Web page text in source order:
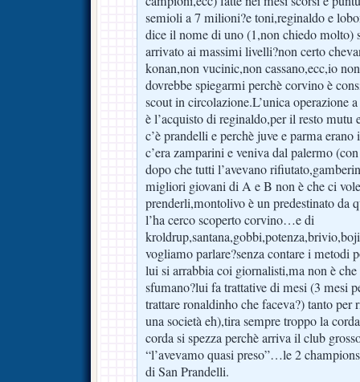
semioli a 7 milioni?e toni,reginaldo e
dice il nome di uno (1,non chiedo molto)
arrivato ai massimi livelli?non certo
konan,non vucinic,non cassano,ecc,io
dovrebbe spiegarmi perchè corvino è
scout in circolazione.L’unica operazione
è l’acquisto di reginaldo,per il resto mutu
c’è prandelli e perchè juve e parma
c’era zamparini e veniva dal palermo
dopo che tutti l’avevano
migliori giovani di A e B non è che ci
prenderli,montolivo è un predestinato da
l’ha cerco scoperto corvino…e di
vogliamo parlare?senza contare i
lui si arrabbia coi giornalisti,ma non è che
sfumano?lui fa trattative di mesi (3 mesi
trattare ronaldinho che faceva?) tanto
una società eh),tira sempre troppo la
corda si spezza perchè arriva il club
“l’avevamo quasi preso”…le 2
di San Prandelli.